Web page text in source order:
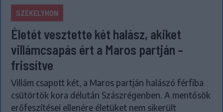
SZÉKELYHON
Életét vesztette két halász, akiket
villámcsapás ért a Maros partján –
frissítve
Villám csapott két, a Maros partján halászó férfiba
csütörtök kora délután Szászrégenben. A mentősök
erőfeszítései ellenére életüket nem sikerült